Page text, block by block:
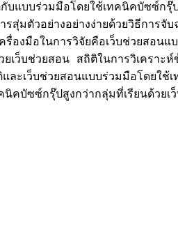
กับแบบร่วมมือโดยใช้เทคนิคบัซซ์
มตัวอย่างอย่างง่ายด้วยวิธีการจั
องมือในการวิจัยคือเว็บช่วยสอน
ว็บช่วยสอน สถิติในการวิเคราะ
ะเว็บช่วยสอนแบบร่วมมือโดยใช้
คบัซซ์กรุ๊ปสูงกว่ากลุ่มที่เรียนด้วย